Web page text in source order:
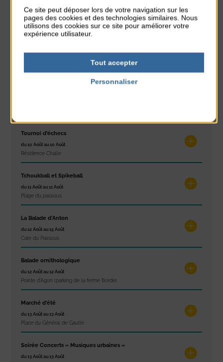
Exposition « Itinéraires »
du 10 Août au 16 Août
Petit Office
Tournoi d’échecs
du 10 Août au 10 Août
Résidence Challe
Tchoukball et Spikeball
du 11 Août au 11 Août
Plage du passous
La Balade d’Anton
du 12 Août au 15 Août
Cale du Passous
Balade ornithologique
du 12 Août au 12 Août
Pointe d'Agon (parking de la ferme Borde)
Marché d’été
du 13 Août au 13 Août
Place du Général de Gaulle
Soirée Concerts « Musiques urbaines »
du 13 Août au 13 Août
Ce site peut déposer lors de votre navigation sur les
pages des cookies et des technologies similaires. Nous
utilisons des cookies sur ce site pour améliorer votre
expérience utilisateur.
Tout accepter
Personnaliser